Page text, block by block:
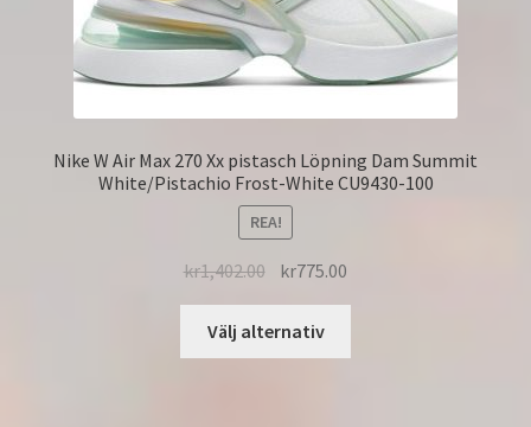
Nike W Air Max 270 Xx pistasch Löpning Dam Summit
White/Pistachio Frost-White CU9430-100
REA!
kr1,402.00 kr775.00
Välj alternativ